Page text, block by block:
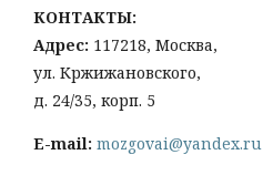
КОНТАКТЫ:
Адрес: 117218, Москва,
ул. Кржижановского,
д. 24/35, корп. 5
E-mail: mozgovai@yandex.ru